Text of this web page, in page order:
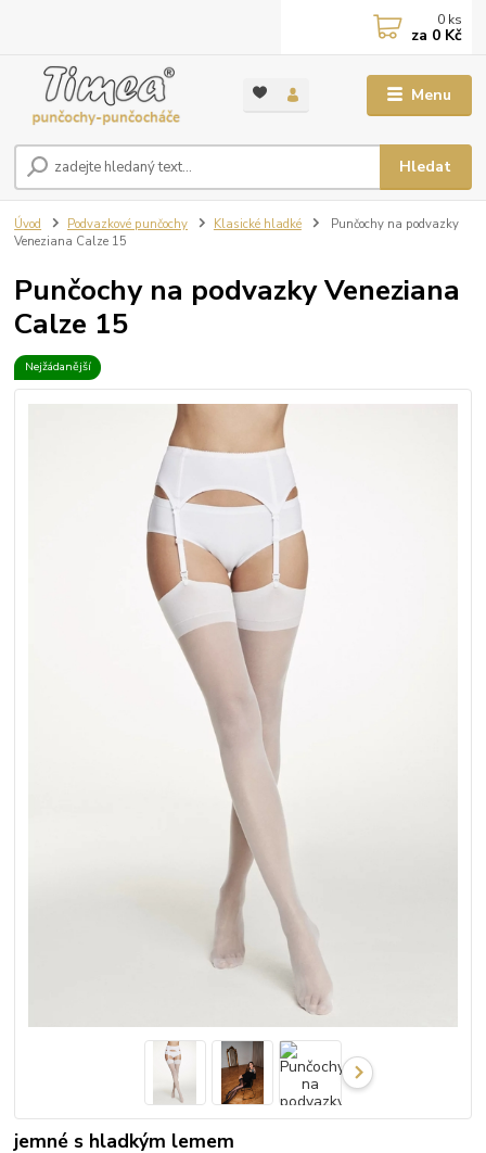
Menu
Hledat
0 ks
za 0 Kč
Úvod Podvazkové punčochy Klasické hladké
Punčochy na podvazky
Veneziana Calze 15
Punčochy na podvazky Veneziana
Calze 15
Nejžádanější
jemné s hladkým lemem